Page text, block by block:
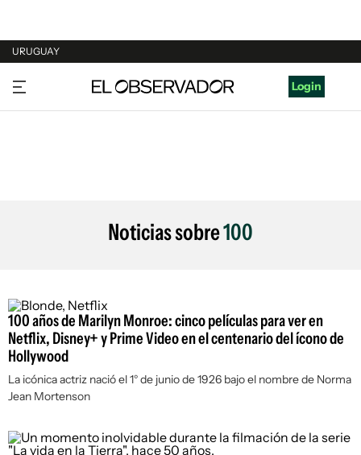
URUGUAY
URUGUAY
ARGENTINA
Login
Noticias sobre100
100 años de Marilyn Monroe: cinco películas para ver en
Netflix, Disney+ y Prime Video en el centenario del ícono de
Hollywood
La icónica actriz nació el 1° de junio de 1926 bajo el nombre de Norma
Jean Mortenson